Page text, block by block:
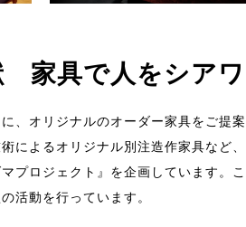
家具で人をシア
、オリジナルのオーダー家具をご
によるオリジナル別注造作家具など
プロジェクト』を企画しています。
活動を行っています。